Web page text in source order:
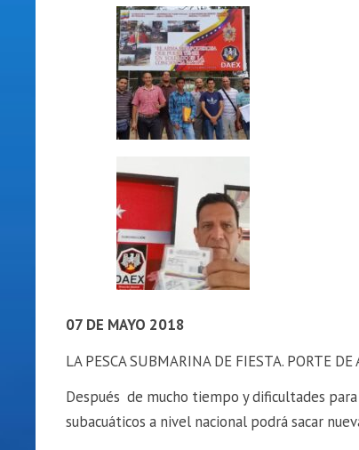
07 DE MAYO 2018
LA PESCA SUBMARINA DE FIESTA. PORTE DE
Después de mucho tiempo y dificultades
subacuáticos a nivel nacional podrá sacar